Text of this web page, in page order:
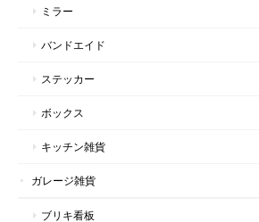
ミラー
バンドエイド
ステッカー
ボックス
キッチン雑貨
ガレージ雑貨
ブリキ看板